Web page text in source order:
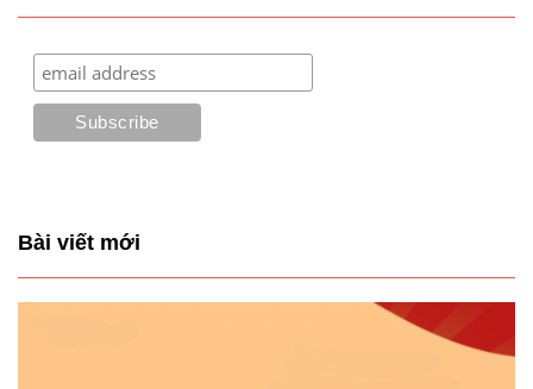
Bài viết mới